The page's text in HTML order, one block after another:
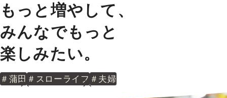
もっと増やして、
みんなでもっと
楽しみたい。
＃蒲田 ＃スローライフ ＃夫婦
購入までの流れ
無料会員登録サービス
TOHO HOUSE CLUB
会社紹介